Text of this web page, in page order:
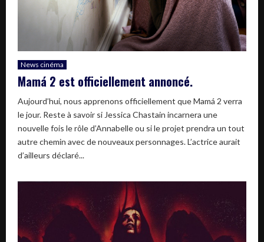
News cinéma
Mamá 2 est officiellement annoncé.
Aujourd’hui, nous apprenons officiellement que Mamá 2 verra
le jour. Reste à savoir si Jessica Chastain incarnera une
nouvelle fois le rôle d’Annabelle ou si le projet prendra un tout
autre chemin avec de nouveaux personnages. L’actrice aurait
d’ailleurs déclaré...